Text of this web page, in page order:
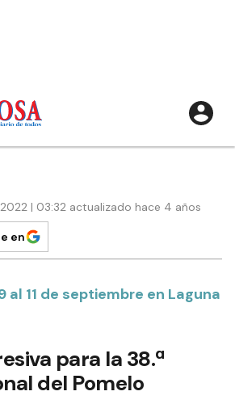
| 03:32 actualizado hace 4 años
en
al 11 de septiembre en Laguna
para la 38.ª
del Pomelo